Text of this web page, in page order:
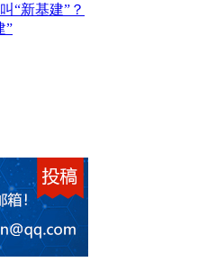
“新基建”？
”